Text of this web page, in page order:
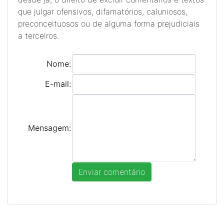
que julgar ofensivos, difamatórios, caluniosos,
preconceituosos ou de alguma forma prejudiciais
a terceiros.
Nome:
E-mail:
Mensagem: